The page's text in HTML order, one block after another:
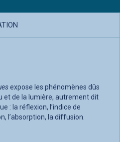
expose les phénomènes dûs
et de la lumière, autrement dit
: la réflexion, l’indice de
l’absorption, la diffusion.